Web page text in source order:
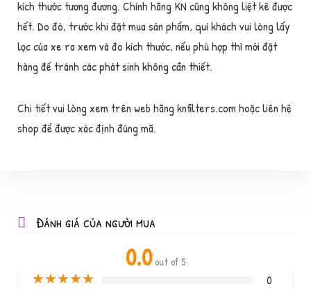
kích thước tương đương. Chính hãng KN cũng không liệt kê được
hết. Do đó, trước khi đặt mua sản phẩm, quí khách vui lòng lấy
lọc của xe ra xem và đo kích thước, nếu phù hợp thì mới đặt
hàng để tránh các phát sinh không cần thiết.
Chi tiết vui lòng xem trên web hãng knfilters.com hoặc liên hệ
shop để được xác định đúng mã.
Đánh giá của người mua
0.0 out of 5
★★★★★ 0